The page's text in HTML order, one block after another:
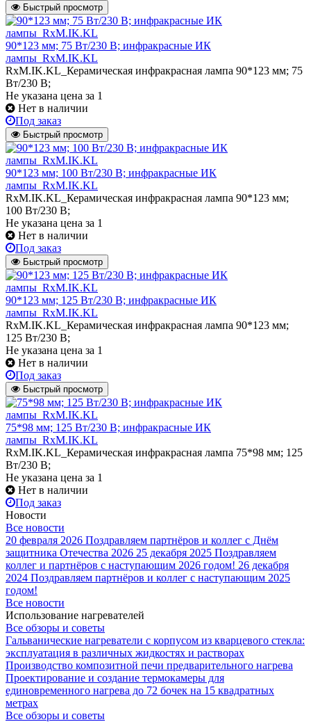
Быстрый просмотр
90*123 мм; 75 Вт/230 В; инфракрасные ИК
лампы_RxM.IK.KL
RxM.IK.KL_Керамическая инфракрасная лампа 90*123 мм; 75
Вт/230 В;
Не указана цена за 1
Нет в наличии
Под заказ
Быстрый просмотр
90*123 мм; 100 Вт/230 В; инфракрасные ИК
лампы_RxM.IK.KL
RxM.IK.KL_Керамическая инфракрасная лампа 90*123 мм;
100 Вт/230 В;
Не указана цена за 1
Нет в наличии
Под заказ
Быстрый просмотр
90*123 мм; 125 Вт/230 В; инфракрасные ИК
лампы_RxM.IK.KL
RxM.IK.KL_Керамическая инфракрасная лампа 90*123 мм;
125 Вт/230 В;
Не указана цена за 1
Нет в наличии
Под заказ
Быстрый просмотр
75*98 мм; 125 Вт/230 В; инфракрасные ИК
лампы_RxM.IK.KL
RxM.IK.KL_Керамическая инфракрасная лампа 75*98 мм; 125
Вт/230 В;
Не указана цена за 1
Нет в наличии
Под заказ
Новости
Все новости
20 февраля 2026 Поздравляем партнёров и коллег с Днём
защитника Отечества 2026 25 декабря 2025 Поздравляем
коллег и партнёров с наступающим 2026 годом! 26 декабря
2024 Поздравляем партнёров и коллег с наступающим 2025
годом!
Все новости
Использование нагревателей
Все обзоры и советы
Гальванические нагреватели с корпусом из кварцевого стекла:
эксплуатация в различных жидкостях и растворах
Производство композитной печи предварительного нагрева
Проектирование и создание термокамеры для
единовременного нагрева до 72 бочек на 15 квадратных
метрах
Все обзоры и советы